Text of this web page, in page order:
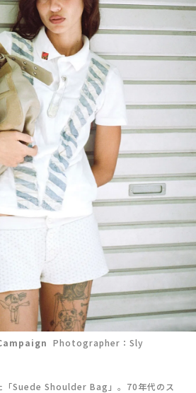
Photographer：Sly
「Suede Shoulder Bag」。70年代のス